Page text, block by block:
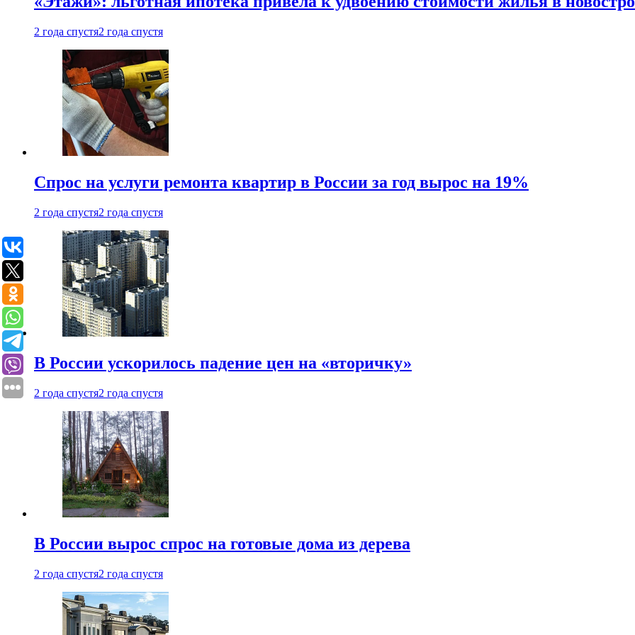
2 года спустя2 года спустя
Спрос на услуги ремонта квартир в России за год вырос на 19%
2 года спустя2 года спустя
В России ускорилось падение цен на «вторичку»
2 года спустя2 года спустя
В России вырос спрос на готовые дома из дерева
2 года спустя2 года спустя